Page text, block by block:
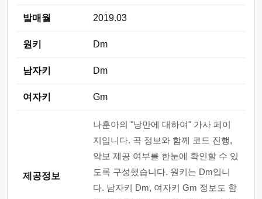
발매월 2019.03
원키 Dm
남자키 Dm
여자키 Gm
제공정보
나훈아의 "낭만에 대하여" 가사 페이
지입니다. 곡 정보와 함께 코드 진행,
악보 제공 여부를 한눈에 확인할 수 있
도록 구성했습니다. 원키는 Dm입니
다. 남자키 Dm, 여자키 Gm 정보도 함